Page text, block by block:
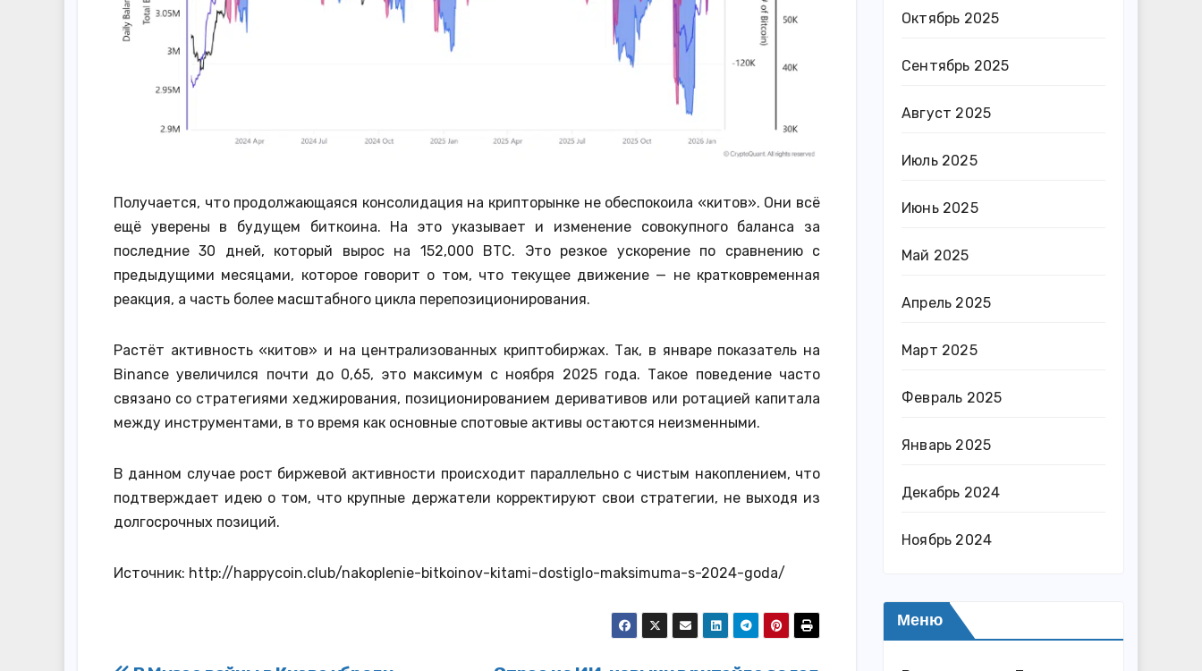
Получается, что продолжающаяся консолидация на крипторынке не обеспокоила «китов». Они всё
ещё уверены в будущем биткоина. На это указывает и изменение совокупного баланса за
последние 30 дней, который вырос на 152,000 BTC. Это резкое ускорение по сравнению с
предыдущими месяцами, которое говорит о том, что текущее движение — не кратковременная
реакция, а часть более масштабного цикла перепозиционирования.
Растёт активность «китов» и на централизованных криптобиржах. Так, в январе показатель на
Binance увеличился почти до 0,65, это максимум с ноября 2025 года. Такое поведение часто
связано со стратегиями хеджирования, позиционированием деривативов или ротацией капитала
между инструментами, в то время как основные спотовые активы остаются неизменными.
В данном случае рост биржевой активности происходит параллельно с чистым накоплением, что
подтверждает идею о том, что крупные держатели корректируют свои стратегии, не выходя из
долгосрочных позиций.
Источник: http://happycoin.club/nakoplenie-bitkoinov-kitami-dostiglo-maksimuma-s-2024-goda/
Октябрь 2025
Сентябрь 2025
Август 2025
Июль 2025
Июнь 2025
Май 2025
Апрель 2025
Март 2025
Февраль 2025
Январь 2025
Декабрь 2024
Ноябрь 2024
Меню